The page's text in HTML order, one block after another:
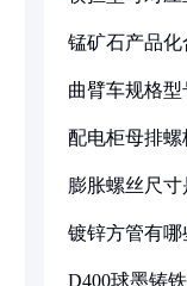
锰矿石产品化
曲臂车规格型
配电柜母排
膨胀螺丝尺寸
镀锌方管有
D400球墨铸